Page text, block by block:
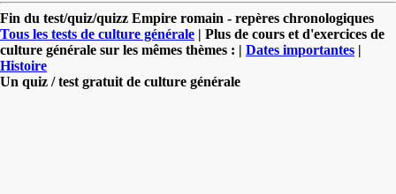
Fin du test/quiz/quizz Empire romain - repères chronologiques
Tous les tests de culture générale | Plus de cours et d'exercices de
culture générale sur les mêmes thèmes : | Dates importantes |
Histoire
Un quiz / test gratuit de culture générale